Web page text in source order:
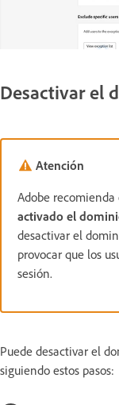
Desactivar el
Atención
Adobe
activado el
desactivar el
provocar que los
sesión.
Puede desactivar el
siguiendo estos pasos: